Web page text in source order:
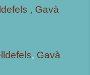
, Gavà
, Gavà